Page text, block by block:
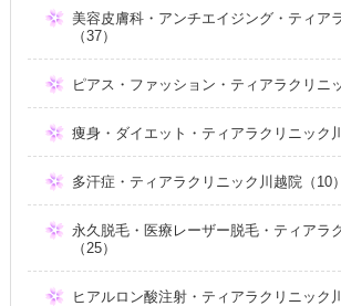
美容皮膚科・アンチエイジング・ティア
（37）
ピアス・ファッション・ティアラクリニ
痩身・ダイエット・ティアラクリニック
多汗症・ティアラクリニック川越院（10）
永久脱毛・医療レーザー脱毛・ティアラ
（25）
ヒアルロン酸注射・ティアラクリニック